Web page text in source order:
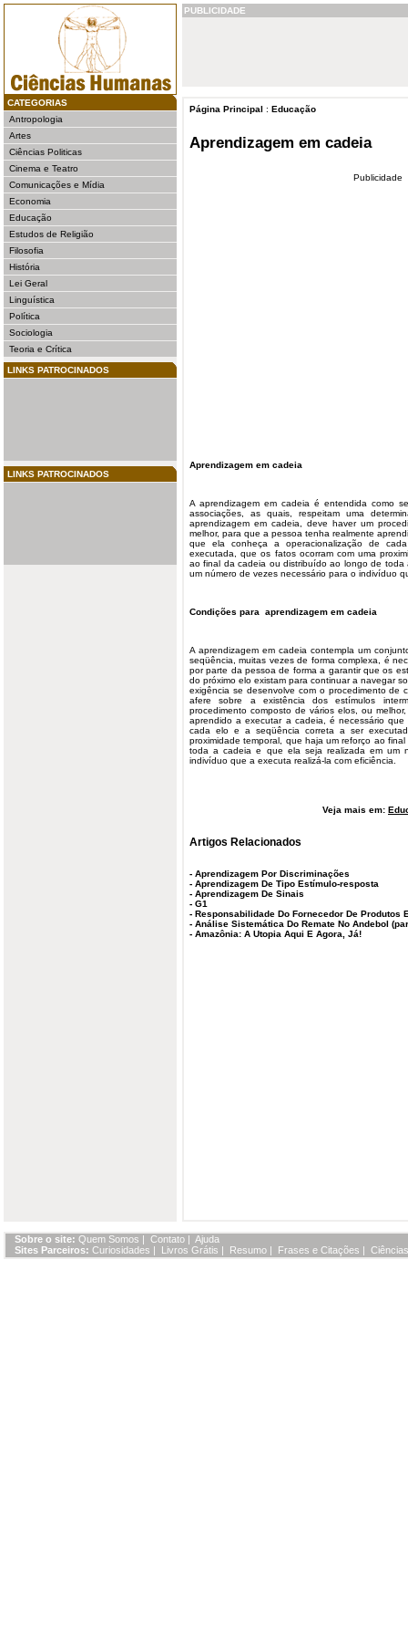
CATEGORIAS
Antropologia
Artes
Ciências Politicas
Cinema e Teatro
Comunicações e Mídia
Economia
Educação
Estudos de Religião
Filosofia
História
Lei Geral
Linguística
Política
Sociologia
Teoria e Crítica
LINKS PATROCINADOS
LINKS PATROCINADOS
PUBLICIDADE
Página Principal : Educação
Aprendizagem em cadeia
Publicidade
Aprendizagem em cadeia
A aprendizagem em cadeia é entendida como
associações, as quais, respeitam uma
aprendizagem em cadeia, deve haver um
melhor, para que a pessoa tenha realmente
que ela conheça a operacionalização de
executada, que os fatos ocorram com uma
ao final da cadeia ou distribuído ao longo de
um número de vezes necessário para o indivíduo
Condições para aprendizagem em cadeia
A aprendizagem em cadeia contempla um
seqüência, muitas vezes de forma complexa, é
por parte da pessoa de forma a garantir que os
do próximo elo existam para continuar a navegar
exigência se desenvolve com o procedimento de
afere sobre a existência dos estímulos
procedimento composto de vários elos, ou
aprendido a executar a cadeia, é necessário
cada elo e a seqüência correta a ser
proximidade temporal, que haja um reforço ao
toda a cadeia e que ela seja realizada em um
indivíduo que a executa realizá-la com eficiência.
Veja mais em:
Artigos Relacionados
- Aprendizagem Por Discriminações
- Aprendizagem De Tipo Estímulo-resposta
- Aprendizagem De Sinais
- G1
- Responsabilidade Do Fornecedor De Produtos
- Análise Sistemática Do Remate No Andebol
- Amazônia: A Utopia Aqui E Agora, Já!
Sobre o site: Quem Somos | Contato | Ajuda
Sites Parceiros: Curiosidades | Livros Grátis | Resumo | Frases e Citações |